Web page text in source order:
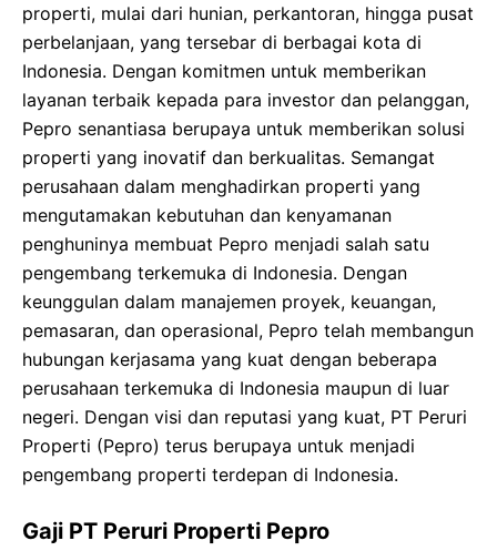
properti, mulai dari hunian, perkantoran, hingga pusat
perbelanjaan, yang tersebar di berbagai kota di
Indonesia. Dengan komitmen untuk memberikan
layanan terbaik kepada para investor dan pelanggan,
Pepro senantiasa berupaya untuk memberikan solusi
properti yang inovatif dan berkualitas. Semangat
perusahaan dalam menghadirkan properti yang
mengutamakan kebutuhan dan kenyamanan
penghuninya membuat Pepro menjadi salah satu
pengembang terkemuka di Indonesia. Dengan
keunggulan dalam manajemen proyek, keuangan,
pemasaran, dan operasional, Pepro telah membangun
hubungan kerjasama yang kuat dengan beberapa
perusahaan terkemuka di Indonesia maupun di luar
negeri. Dengan visi dan reputasi yang kuat, PT Peruri
Properti (Pepro) terus berupaya untuk menjadi
pengembang properti terdepan di Indonesia.
Gaji PT Peruri Properti Pepro